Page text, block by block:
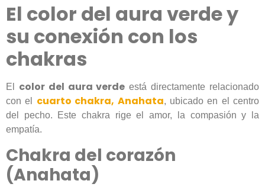
El color del aura verde y
su conexión con los
chakras
El color del aura verde está directamente relacionado
con el cuarto chakra, Anahata, ubicado en el centro
del pecho. Este chakra rige el amor, la compasión y la
empatía.
Chakra del corazón
(Anahata)